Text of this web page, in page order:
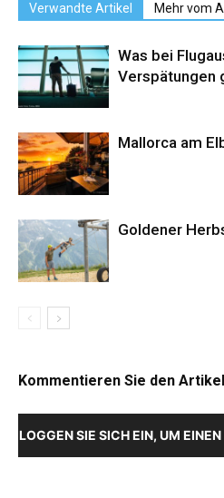
Verwandte Artikel Mehr vom
Was bei
Verspätungen
Mallorca am
Goldener
Kommentieren Sie den Artikel
LOGGEN SIE SICH EIN, UM